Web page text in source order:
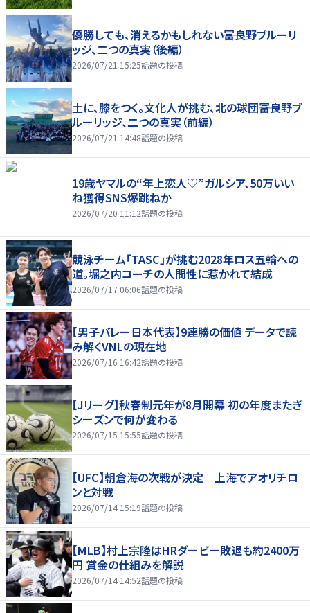
優勝しても、消えるかもしれない――富良野ブルーリ
ッジ、二つの真実（後編）
2026/07/21 15:25話題の投稿
土に、膝をつく。文化人が挑む、北の球団――富良野ブ
ルーリッジ、二つの真実（前編）
2026/07/21 14:48話題の投稿
19歳ヤマルの“年上恋人♡”ガルシア、50万いい
ね獲得SNS爆跳ねか
2026/07/20 11:12話題の投稿
競泳チーム「TASC」が挑む2028年ロス五輪への
道。堀之内コーチの人間性に惹かれて結成
2026/07/17 06:06話題の投稿
【男子バレー日本代表】9連勝の価値 データで読
み解くVNLの現在地
2026/07/16 16:42話題の投稿
【Jリーグ】秋春制元年が8月開幕 初の年度またぎ
シーズンで何が変わる
2026/07/15 15:55話題の投稿
【UFC】朝倉海の次戦が決定 上海でアオリチロ
ンと対戦
2026/07/14 15:19話題の投稿
【MLB】村上宗隆はHRダービー敗退も約2400万
円 賞金の仕組みを解説
2026/07/14 14:52話題の投稿